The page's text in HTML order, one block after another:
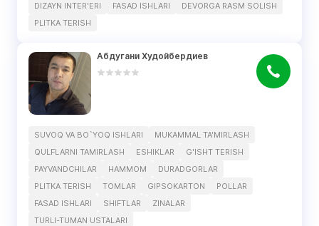
DIZAYN INTER'ERI
FASAD ISHLARI
DEVORGA RASM SOLISH
PLITKA TERISH
Абдугани Худойбердиев
SUVOQ VA BO`YOQ ISHLARI
MUKAMMAL TA'MIRLASH
QULFLARNI TAMIRLASH
ESHIKLAR
G'ISHT TERISH
PAYVANDCHILAR
HAMMOM
DURADGORLAR
PLITKA TERISH
TOMLAR GIPSOKARTON
POLLAR
FASAD ISHLARI
SHIFTLAR
ZINALAR
TURLI-TUMAN USTALARI